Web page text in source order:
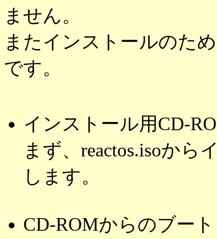
ません。
またインストールのた
です。
インストール用CD-
まず、reactos.isoから
します。
CD-ROMからのブート